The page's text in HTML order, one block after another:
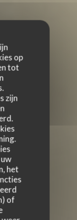
op
tot
zijn
het
of